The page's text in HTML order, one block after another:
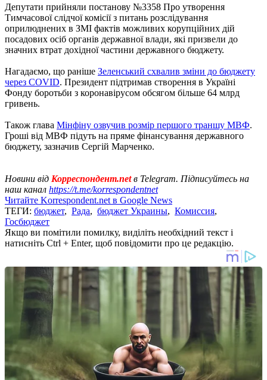
Депутати прийняли постанову №3358 Про утворення
Тимчасової слідчої комісії з питань розслідування
оприлюднених в ЗМІ фактів можливих корупційних дій
посадових осіб органів державної влади, які призвели до
значних втрат дохідної частини державного бюджету.
Нагадаємо, що раніше Зеленський схвалив зміни до бюджету
через COVID. Президент підтримав створення в Україні
Фонду боротьби з коронавірусом обсягом більше 64 млрд
гривень.
Також глава Мінфіну озвучив розмір першого траншу МВФ.
Гроші від МВФ підуть на пряме фінансування державного
бюджету, зазначив Сергій Марченко.
Новини від Корреспондент.netв Telegram. Підписуйтесь на
наш канал https://t.me/korrespondentnet
Читайте Korrespondent.net в Google News
ТЕГИ: бюджет, Рада, бюджет Украины, Комиссия,
Госбюджет
Якщо ви помітили помилку, виділіть необхідний текст і
натисніть Ctrl + Enter, щоб повідомити про це редакцію.